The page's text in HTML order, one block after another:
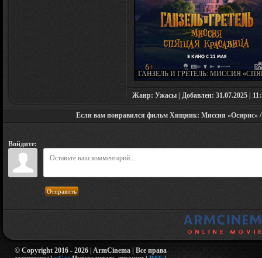
ГАНЗЕЛЬ И ГРЕТЕЛЬ: МИССИЯ
КРАСАВИЦА» (2025)
Жанр: Ужасы | Добавлен: 31.07.2025 |
Если вам понравился фильм Хищник: Миссия «Осирис» /
Войдите:
Отправить
© Copyright 2016 - 2026 | ArmCinema | Все права